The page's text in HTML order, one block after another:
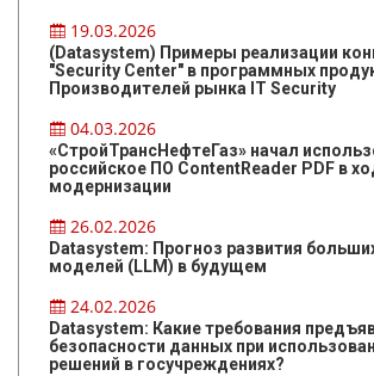
19.03.2026
(Datasystem) Примеры реализации
"Security Center" в программных
Производителей рынка IT Security
04.03.2026
«СтройТрансНефтеГаз» начал
российское ПО ContentReader PDF в
модернизации
26.02.2026
Datasystem: Прогноз развития
моделей (LLM) в будущем
24.02.2026
Datasystem: Какие требования
безопасности данных при
решений в госучреждениях?